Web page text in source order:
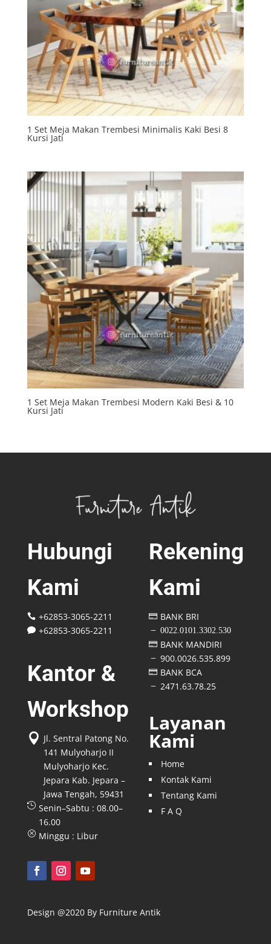
1 Set Meja Makan Trembesi Minimalis Kaki Besi 8
Kursi Jati
1 Set Meja Makan Trembesi Modern Kaki Besi & 10
Kursi Jati
Hubungi
Kami
 +62853-3065-2211
 +62853-3065-2211
Kantor &
Workshop
 Jl. Sentral Patong No.
141 Mulyoharjo II
Mulyoharjo Kec.
Jepara Kab. Jepara –
Jawa Tengah, 59431
 Senin–Sabtu : 08.00–
16.00
Q Minggu : Libur
Rekening
Kami
 BANK BRI
K 0022.0101.3302.530
 BANK MANDIRI
K 900.0026.535.899
 BANK BCA
K 2471.63.78.25
Layanan
Kami
Home
Kontak Kami
Tentang Kami
F A Q
Design @2020 By Furniture Antik